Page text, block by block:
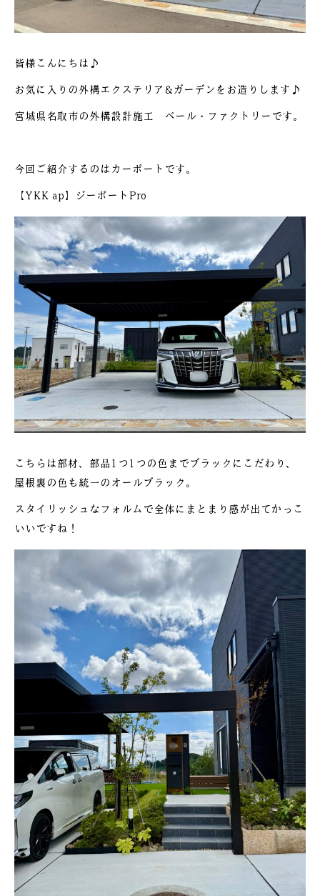
皆様こんにちは♪
お気に入りの外構エクステリア&ガーデンをお造りします♪
宮城県名取市の外構設計施工 ベール・ファクトリーです。
今回ご紹介するのはカーポートです。
【YKK ap】ジーポートPro
こちらは部材、部品1つ1つの色までブラックにこだわり、
屋根裏の色も統一のオールブラック。
スタイリッシュなフォルムで全体にまとまり感が出てかっこ
いいですね！